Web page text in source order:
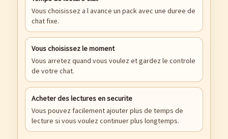
Vous choisissez a l avance un pack avec une duree de
chat fixe.
Vous choisissez le moment
Vous arretez quand vous voulez et gardez le controle
de votre chat.
Acheter des lectures en securite
Vous pouvez facilement ajouter plus de temps de
lecture si vous voulez continuer plus longtemps.